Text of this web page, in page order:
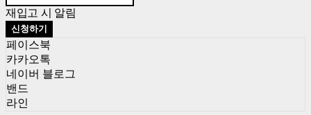
재입고 시 알림
신청하기
페이스북
카카오톡
네이버 블로그
밴드
라인